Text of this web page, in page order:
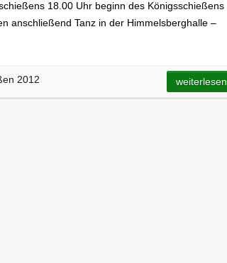
18.00 Uhr beginn des Königsschießens
anschließend Tanz in der Himmelsberghalle –
2012 weiterlesen